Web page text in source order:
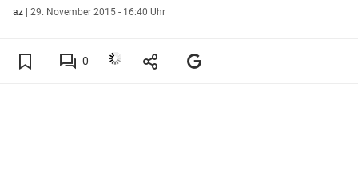
az | 29. November 2015 - 16:40 Uhr
0